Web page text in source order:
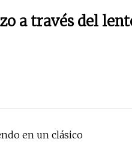
a través del
en un clásico